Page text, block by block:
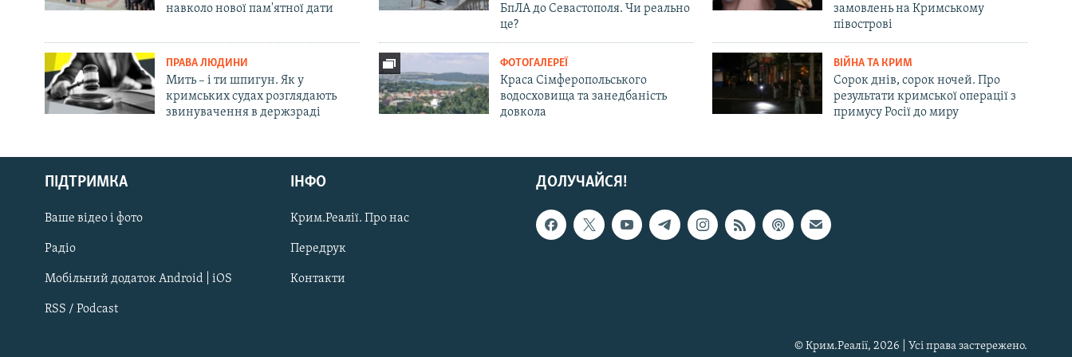
Русский
Qırımtatar
ДОЛУЧАЙСЯ!
навколо нової пам'ятної дати
БпЛА до Севастополя. Чи реально
це?
замовлень на Кримському
півострові
ПРАВА ЛЮДИНИ
Мить – і ти шпигун. Як у
кримських судах розглядають
звинувачення в держзраді
ФОТОГАЛЕРЕЇ
Краса Сімферопольського
водосховища та занедбаність
довкола
ВІЙНА ТА КРИМ
Сорок днів, сорок ночей. Про
результати кримської операції з
примусу Росії до миру
ДОЛУЧАЙСЯ!
ПІДТРИМКА
Ваше відео і фото
Радіо
Мобільний додаток Android | iOS
RSS / Podcast
ІНФО
Крим.Реалії. Про нас
Передрук
Контакти
© Крим.Реалії, 2026 | Усі права застережено.